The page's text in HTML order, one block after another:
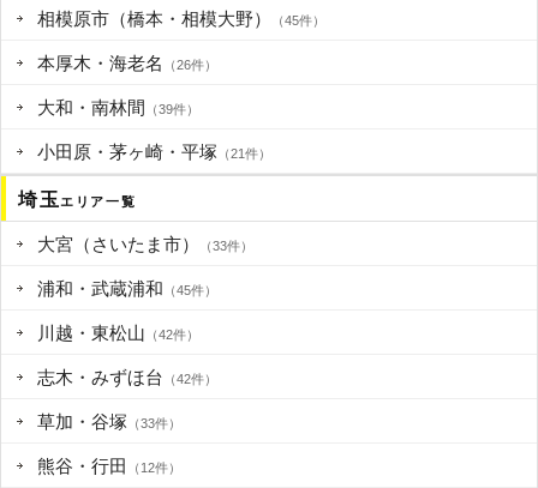
相模原市（橋本・相模大野） （45件）
本厚木・海老名 （26件）
大和・南林間 （39件）
小田原・茅ヶ崎・平塚 （21件）
埼玉エリア一覧
大宮（さいたま市） （33件）
浦和・武蔵浦和 （45件）
川越・東松山 （42件）
志木・みずほ台 （42件）
草加・谷塚 （33件）
熊谷・行田 （12件）